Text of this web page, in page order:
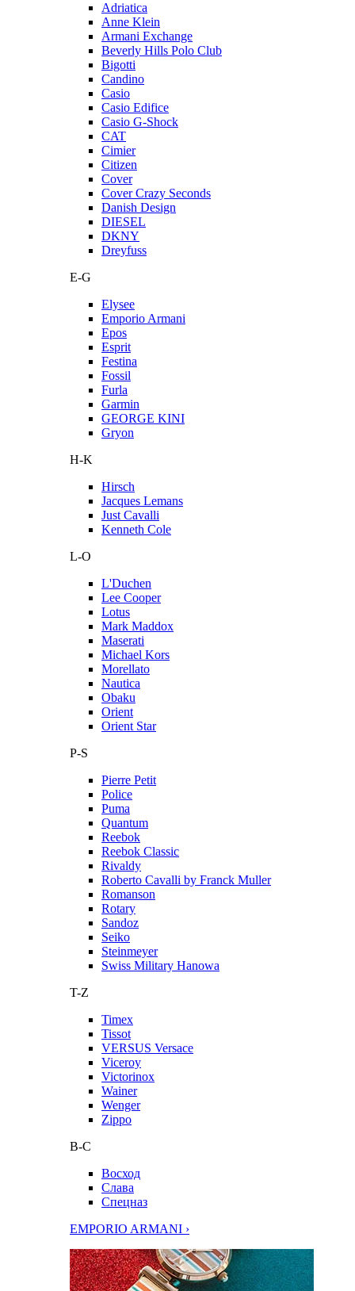
Adriatica
Anne Klein
Armani Exchange
Beverly Hills Polo Club
Bigotti
Candino
Casio
Casio Edifice
Casio G-Shock
CAT
Cimier
Citizen
Cover
Cover Crazy Seconds
Danish Design
DIESEL
DKNY
Dreyfuss
E-G
Elysee
Emporio Armani
Epos
Esprit
Festina
Fossil
Furla
Garmin
GEORGE KINI
Gryon
H-K
Hirsch
Jacques Lemans
Just Cavalli
Kenneth Cole
L-O
L'Duchen
Lee Cooper
Lotus
Mark Maddox
Maserati
Michael Kors
Morellato
Nautica
Obaku
Orient
Orient Star
P-S
Pierre Petit
Police
Puma
Quantum
Reebok
Reebok Classic
Rivaldy
Roberto Cavalli by Franck Muller
Romanson
Rotary
Sandoz
Seiko
Steinmeyer
Swiss Military Hanowa
T-Z
Timex
Tissot
VERSUS Versace
Viceroy
Victorinox
Wainer
Wenger
Zippo
В-С
Восход
Слава
Спецназ
EMPORIO ARMANI ›